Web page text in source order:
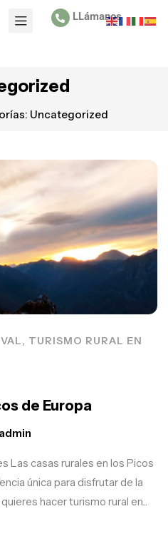
LLámanos
Uncategorized
TURISMO RURAL EN
de Europa
admin
Las casas rurales en los Picos
única para disfrutar de la
hacer turismo rural en...